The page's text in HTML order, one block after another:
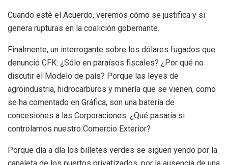
Cuando esté el Acuerdo, veremos cómo se justifica y si
genera rupturas en la coalición gobernante.
Finalmente, un interrogante sobre los dólares fugados que
denunció CFK: ¿Sólo en paraísos fiscales? ¿Por qué no
discutir el Modelo de país? Porque las leyes de
agroindustria, hidrocarburos y minería que se vienen, como
se ha comentado en Gráfica, son una batería de
concesiones a las Corporaciones. ¿Qué pasaría si
controlamos nuestro Comercio Exterior?
Porque día a día los billetes verdes se siguen yendo por la